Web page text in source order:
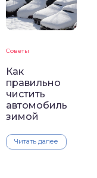
Советы
Как
правильно
чистить
автомобиль
зимой
Читать далее